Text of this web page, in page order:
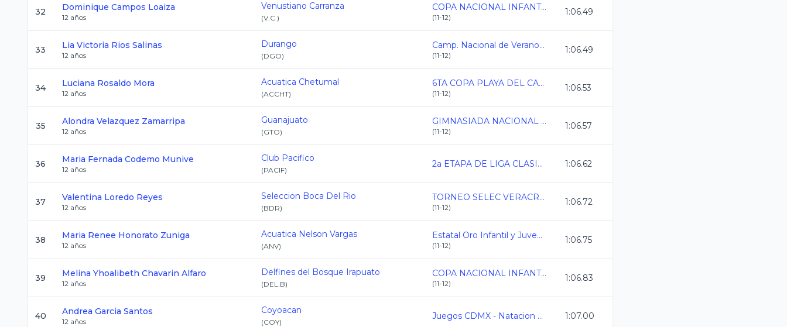
32 Dominique Campos Loaiza
12 años
Venustiano Carranza
(V.C.)
COPA NACIONAL INFANTIL AMDETNA
(11-12)
1:06.49
33 Lia Victoria Rios Salinas
12 años
Durango
(DGO)
Camp. Nacional de Verano CL Mazatlan 2025
(11-12)
1:06.49
34 Luciana Rosaldo Mora
12 años
Acuatica Chetumal
(ACCHT)
6TA COPA PLAYA DEL CARMEN 2025
(11-12)
1:06.53
35 Alondra Velazquez Zamarripa
12 años
Guanajuato
(GTO)
GIMNASIADA NACIONAL 2025
(11-12)
1:06.57
36 Maria Fernada Codemo Munive
12 años
Club Pacifico
(PACIF)
2a ETAPA DE LIGA CLASIFICADOS 2025 1:06.62
37 Valentina Loredo Reyes
12 años
Seleccion Boca Del Rio
(BDR)
TORNEO SELEC VERACRUZ DE NATACION DE CL 2025
(11-12)
1:06.72
38 Maria Renee Honorato Zuniga
12 años
Acuatica Nelson Vargas
(ANV)
Estatal Oro Infantil y Juvenil C.L. 2024-2025
(11-12)
1:06.75
39 Melina Yhoalibeth Chavarin Alfaro
12 años
Delfines del Bosque Irapuato
(DEL.B)
COPA NACIONAL INFANTIL AMDETNA
(11-12)
1:06.83
40 Andrea Garcia Santos
12 años
Coyoacan
(COY)
Juegos CDMX - Natacion 2024-2025 1:07.00